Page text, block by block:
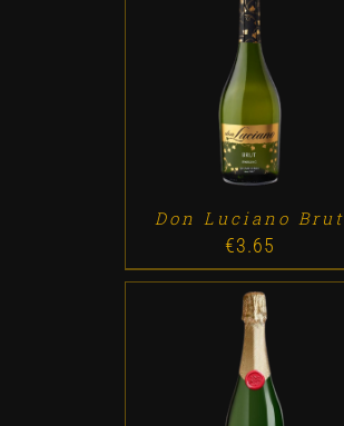
ADD TO CART /
Don Luciano Brut
€3.65
ADD TO CART DETALLES